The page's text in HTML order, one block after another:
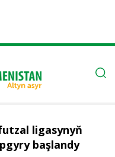
ligasynyň
başlandy